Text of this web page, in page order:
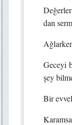
dan
Geceyi
şey
Bir